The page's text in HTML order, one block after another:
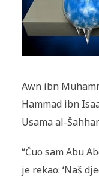
Awn ibn
Hammad ibn
Usama al-
“Čuo sam Abu
je rekao: ‘Naš